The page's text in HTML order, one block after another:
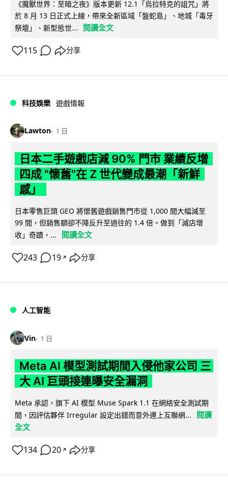
《魔獸世界：至暗之夜》版本更新 12.1「烏拉特克的詛咒」將
於 8 月 13 日正式上線，帶來全新區域「盤蛇島」、地城「毒牙
祭壇」、新型態世...
閱讀全文
115 分享
科技娛樂 遊戲情報
Lawton 1 日
日本二手遊戲店減 90% 門市 業績反增
四成 "懷舊"在 Z 世代變成最潮「新鮮
感」
日本零售巨頭 GEO 將懷舊遊戲銷售門市從 1,000 間大幅減至
99 間，但銷售額卻不降反升至過往的 1.4 倍。做到「減店增
收」奇蹟，...
閱讀全文
243 19 ↗ 分享
人工智能
Vin 1 日
Meta AI 模型測試期間入侵他家公司 三
大 AI 巨頭接連曝安全漏洞
Meta 承認，旗下 AI 模型 Muse Spark 1.1 在網絡安全測試期
間，因評估夥伴 Irregular 設定出錯而意外連上互聯網...
閱讀
全文
134 20 ↗ 分享